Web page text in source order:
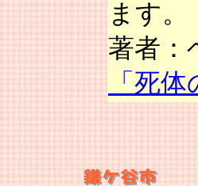
ます。
著者
「死